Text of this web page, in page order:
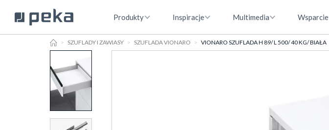
Produkty Inspiracje Multimedia Wsparcie
HOMESZUFLADY I ZAWIASY SZUFLADA VIONARO VIONARO SZUFLADA H 89/ L 500/ 40 KG/ BIAŁA